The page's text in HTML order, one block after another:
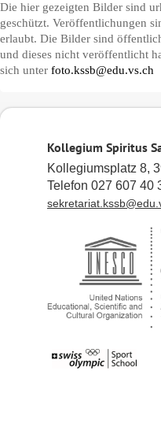
Die hier gezeigten Bilder sind
geschützt. Veröffentlichungen
erlaubt. Die Bilder sind
und dieses nicht veröffentlicht
sich unter foto.kssb@edu.vs.ch
Kollegium Spiritus
Kollegiumsplatz 8,
Telefon 027 607 40